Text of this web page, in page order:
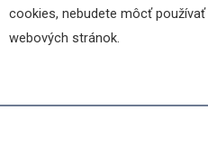
cookies, nebudete môcť
webových stránok.